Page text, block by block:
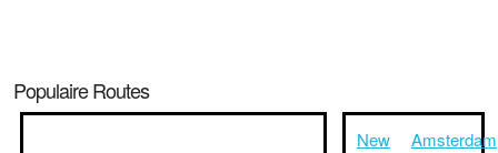
Populaire Routes
New
Amsterdam